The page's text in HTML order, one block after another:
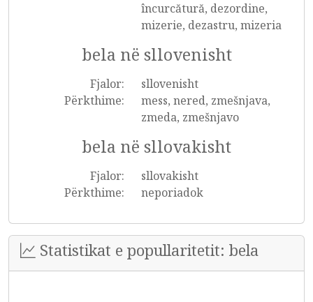
încurcătură, dezordine,
mizerie, dezastru, mizeria
bela në sllovenisht
Fjalor:
sllovenisht
Përkthime:
mess, nered, zmešnjava,
zmeda, zmešnjavo
bela në sllovakisht
Fjalor:
sllovakisht
Përkthime:
neporiadok
Statistikat e popullaritetit: bela